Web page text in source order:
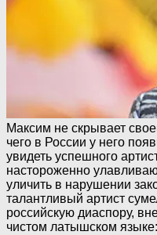
Максим не скрывает
чего в России у него
увидеть успешного
настороженно
уличить в нарушении
талантливый артист
российскую диаспору,
чистом латышском